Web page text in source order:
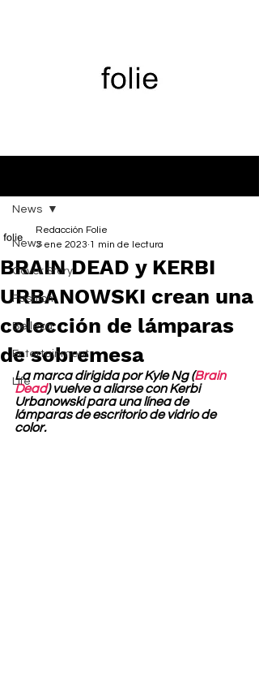
News
Cover Story
Fashion
Belleza
Entertainment
Life
News
BRAIN DEAD y KERBI
URBANOWSKI crean una
colección de lámparas
de sobremesa
Redacción Folie
3 ene 2023 1 min de lectura
La marca dirigida por Kyle Ng (Brain
Dead) vuelve a aliarse con Kerbi
Urbanowski para una línea de
lámparas de escritorio de vidrio de
color.